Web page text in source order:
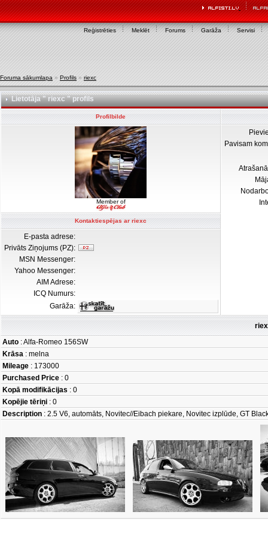
Reģistrēties Meklēt Forums Garāža Servisi
Foruma sākumlapa » Profils » riexc
Lietotāja " riexc " profils
Profilbilde
Member of
Pavisam
Kontaktiespējas ar riexc
E-pasta adrese:
Privāts Ziņojums (PZ):
MSN Messenger:
Yahoo Messenger:
AIM Adrese:
ICQ Numurs:
Garāža:
Auto : Alfa-Romeo 156SW
Krāsa : melna
Mileage : 173000
Purchased Price : 0
Kopā modifikācijas : 0
Kopējie tēriņi : 0
Description : 2.5 V6, automāts, Novitec//Eibach piekare, Novitec izplūde, GT